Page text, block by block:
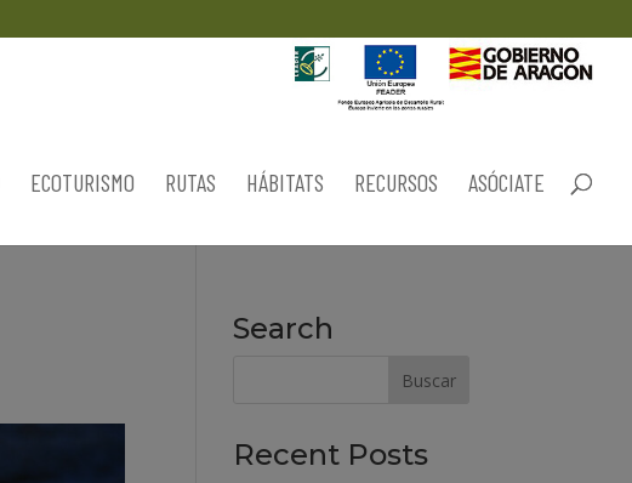
ECOTURISMO RUTAS HÁBITATS RECURSOS ASÓCIATE
Search
Recent Posts